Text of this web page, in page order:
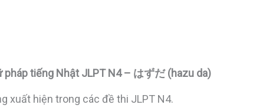
pháp tiếng Nhật JLPT N4 – はずだ (hazu da)
xuất hiện trong các đề thi JLPT N4.